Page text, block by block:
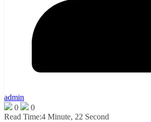
admin
0
0
Read Time:4 Minute, 22 Second